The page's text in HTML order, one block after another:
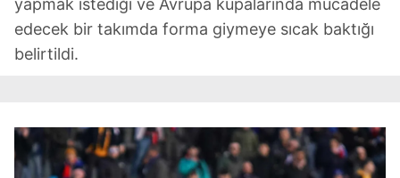
yapmak istediği ve Avrupa kupalarında mücadele
edecek bir takımda forma giymeye sıcak baktığı
belirtildi.